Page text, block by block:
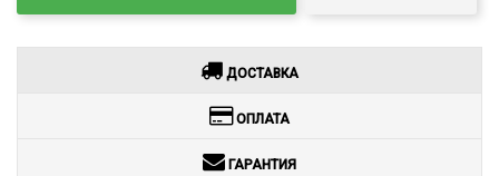
ДОСТАВКА
ОПЛАТА
ГАРАНТИЯ